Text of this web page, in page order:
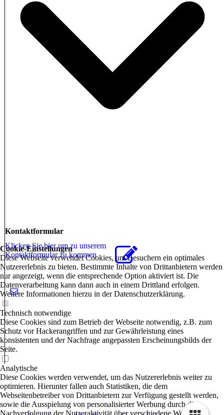
Kontaktformular
Klicken Sie hier um zu unserem
Kon­takt­for­mu­lar zu kommen
Cookie-Einstellungen
Diese Webseite verwendet Cookies, um Besuchern ein optimales
Nutzererlebnis zu bieten. Bestimmte Inhalte von Drittanbietern werden
nur angezeigt, wenn die entsprechende Option aktiviert ist. Die
Datenverarbeitung kann dann auch in einem Drittland erfolgen.
Weitere Informationen hierzu in der Datenschutzerklärung.
Technisch notwendige
Diese Cookies sind zum Betrieb der Webseite notwendig, z.B. zum
Schutz vor Hackerangriffen und zur Gewährleistung eines
konsistenten und der Nachfrage angepassten Erscheinungsbilds der
Seite.
Analytische
Diese Cookies werden verwendet, um das Nutzererlebnis weiter zu
optimieren. Hierunter fallen auch Statistiken, die dem
Webseitenbetreiber von Drittanbietern zur Verfügung gestellt werden,
sowie die Ausspielung von personalisierter Werbung durch die
Nachverfolgung der Nutzeraktivität über verschiedene Webseiten.